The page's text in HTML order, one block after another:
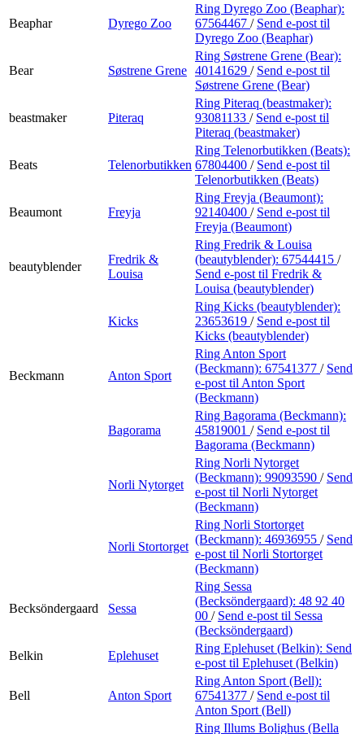
Beaphar Dyrego Zoo
Ring Dyrego Zoo (Beaphar):
67564467 / Send e-post til
Dyrego Zoo (Beaphar)
Bear Søstrene Grene
Ring Søstrene Grene (Bear):
40141629 / Send e-post til
Søstrene Grene (Bear)
beastmaker Piteraq
Ring Piteraq (beastmaker):
93081133 / Send e-post til
Piteraq (beastmaker)
Beats Telenorbutikken
Ring Telenorbutikken (Beats):
67804400 / Send e-post til
Telenorbutikken (Beats)
Beaumont Freyja
Ring Freyja (Beaumont):
92140400 / Send e-post til
Freyja (Beaumont)
beautyblender
Fredrik &
Louisa
Ring Fredrik & Louisa
(beautyblender): 67544415 /
Send e-post til Fredrik &
Louisa (beautyblender)
Kicks
Ring Kicks (beautyblender):
23653619 / Send e-post til
Kicks (beautyblender)
Beckmann Anton Sport
Ring Anton Sport
(Beckmann): 67541377 / Send
e-post til Anton Sport
(Beckmann)
Bagorama
Ring Bagorama (Beckmann):
45819001 / Send e-post til
Bagorama (Beckmann)
Norli Nytorget
Ring Norli Nytorget
(Beckmann): 99093590 / Send
e-post til Norli Nytorget
(Beckmann)
Norli Stortorget
Ring Norli Stortorget
(Beckmann): 46936955 / Send
e-post til Norli Stortorget
(Beckmann)
Becksöndergaard Sessa
Ring Sessa
(Becksöndergaard): 48 92 40
00 / Send e-post til Sessa
(Becksöndergaard)
Belkin
Eplehuset
Ring Eplehuset (Belkin): Send
e-post til Eplehuset (Belkin)
Bell Anton Sport
Ring Anton Sport (Bell):
67541377 / Send e-post til
Anton Sport (Bell)
Ring Illums Bolighus (Bella